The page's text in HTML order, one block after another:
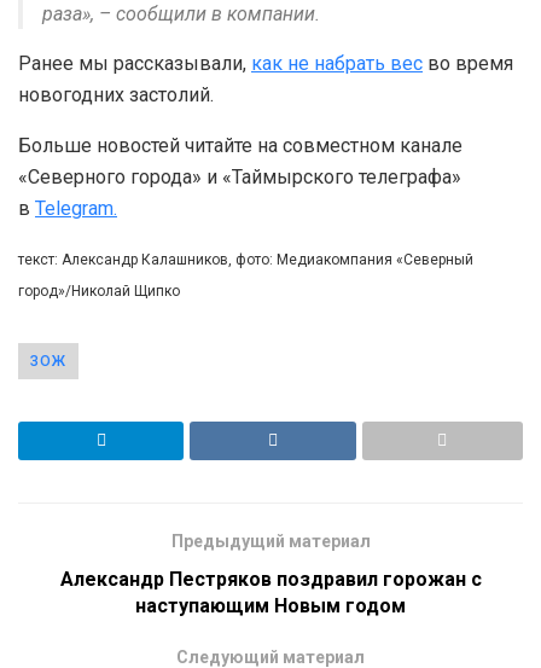
раза», – сообщили в компании.
Ранее мы рассказывали, как не набрать вес во время
новогодних застолий.
Больше новостей читайте на совместном канале
«Северного города» и «Таймырского телеграфа»
в Telegram.
текст: Александр Калашников, фото: Медиакомпания «Северный
город»/Николай Щипко
ЗОЖ
Предыдущий материал
Александр Пестряков поздравил горожан с
наступающим Новым годом
Следующий материал